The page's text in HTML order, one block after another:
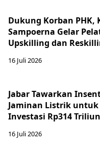
Dukung Korban PHK,
Sampoerna Gelar
Upskilling dan
16 Juli 2026
Jabar Tawarkan
Jaminan Listrik untuk
Investasi Rp314 Triliun
16 Juli 2026